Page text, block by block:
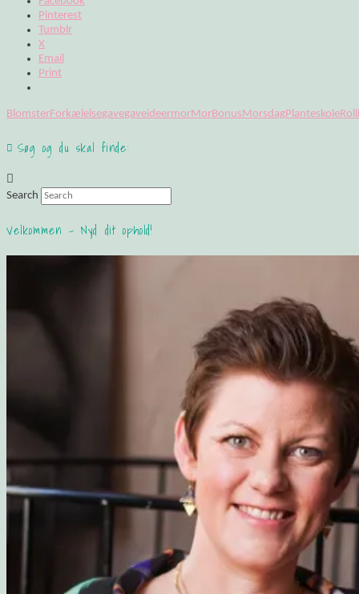
Pinterest
Tumblr
X
Email
Print
BlomsterForkælelsegavegaveideermorMorBonusMorsdagPlanteskole
Søg og du skal finde:
Search
Velkommen – Nyd dit ophold!